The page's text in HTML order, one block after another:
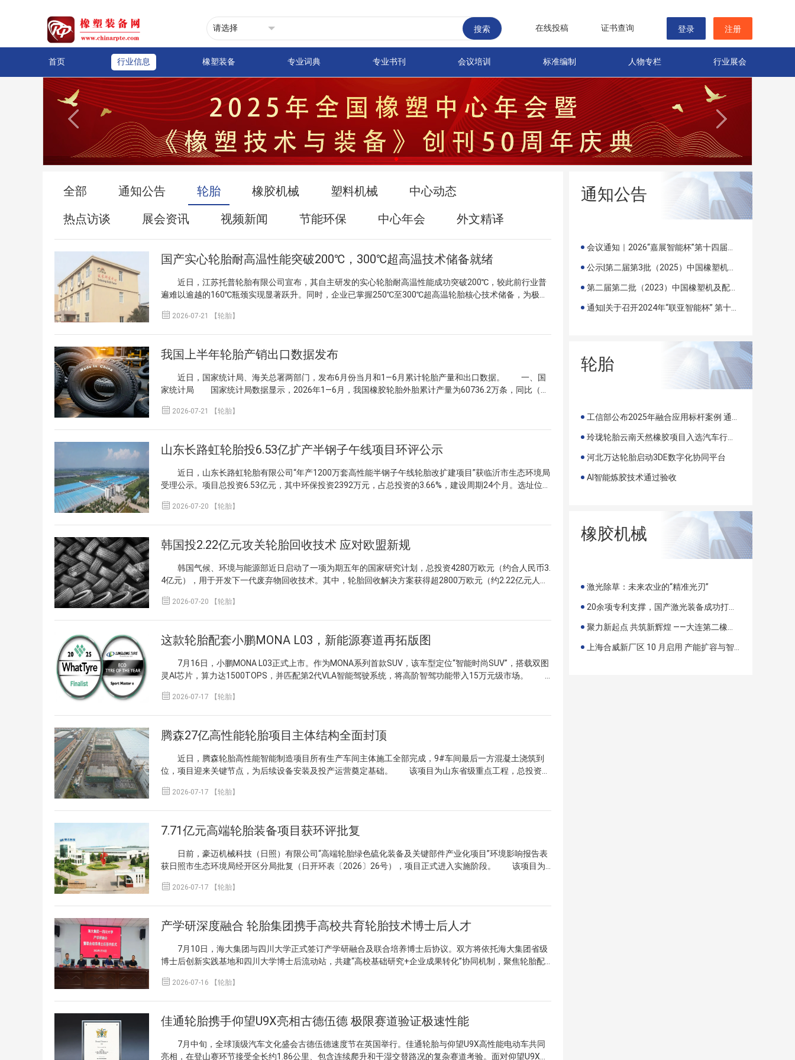
搜索 在线投稿 证书查询 登录 注册
首页 行业信息 橡塑装备 专业词典 专业书刊 会议培训 标准编制 人物专栏 行业展会
全部 通知公告 轮胎 橡胶机械 塑料机械
中心动态
热点访谈
展会资讯 视频新闻 节能环保 中心年会 外文精译
国产实心轮胎耐高温性能突破200℃，300℃超高温技术储备就绪
近日，江苏托普轮胎有限公司宣布，其自主研发的实心轮胎耐高温性能成功突破200℃，较此前行业普
遍难以逾越的160℃瓶颈实现显著跃升。同时，企业已掌握250℃至300℃超高温轮胎核心技术储备，为极端
为基础，经过上千组配方调整与验证，构建新型高耐磨体系。实测数据显示，轮胎硬度从68°提升至75°，拉
有耐温等级的同时，托普轮胎正拓展民用新赛道，针对无人快递车、智能配送设备等场景，开展免充气专用
于补齐国内高端工业轮胎在极端工况下的性能短板。超高温技术储备的积累，为矿山、冶金、军工等对轮胎
热稳定性要求严苛的领域提供了更多国产选项。在特种装备国产化进程加速的背景下，该类技术突破对提升
关键零部件自主配套能力具有积极意义。
 2026-07-21 【轮胎】
我国上半年轮胎产销出口数据发布
近日，国家统计局、海关总署两部门，发布6月份当月和1—6月累计轮胎产量和出口数据。 一、国
家统计局 国家统计局数据显示，2026年1—6月，我国橡胶轮胎外胎累计产量为60736.2万条，同比（下
胎数据（4011项下），分为出口重量和条数两个统计口径。 （1）出口重量口径 2026年1—6月，我
胎出口量为91万吨，增长11.7%；出口金额157.71亿元，增长5.4%。其中，新的充气橡胶轮胎出口量为88
的充气橡胶轮胎出口36242万条，增长3.9%。其中，6月份出口条数为6620万条，增长9.8%。 2. 海关总
署公布的轮胎数据，在“汽车零配件”中也有体现。 2026年1—6月，汽车橡胶轮胎出口量为413.79万吨，
增长3.3%；出口金额为665亿元，下降3.1%。
 2026-07-21 【轮胎】
山东长路虹轮胎投6.53亿扩产半钢子午线项目环评公示
近日，山东长路虹轮胎有限公司“年产1200万套高性能半钢子午线轮胎改扩建项目”获临沂市生态环境局
受理公示。项目总投资6.53亿元，其中环保投资2392万元，占总投资的3.66%，建设周期24个月。选址位于
造部分针对现有密炼车间及1#厂房内原600万套产线，淘汰模具163付、替换设备7台（套），同时新增模
能半钢子午线轮胎能力，并新增500个就业岗位。产品体系覆盖（超）高性能轮胎（UHP/HP）、新能源汽
东长虹橡胶科技，2019年复产，2024年营收已达11.32亿元，产品出口欧、中东、中亚等40余国。 此
番扩产是破产重整后企业实现有效产能升级的典型案例，其意义在于通过技术迭代与产线柔性化配置，精准
卡位新能源专用轮胎与高端替换胎市场。在行业集中度提升和出口韧性增强的背景下，此类投资有助于提升
 2026-07-20 【轮胎】
韩国投2.22亿元攻关轮胎回收技术 应对欧盟新规
韩国气候、环境与能源部近日启动了一项为期五年的国家研究计划，总投资4280万欧元（约合人民币3.
4亿元），用于开发下一代废弃物回收技术。其中，轮胎回收解决方案获得超2800万欧元（约2.22亿元人民
目前韩国每年产生约2400万条报废轮胎，超过60%被作为燃料焚烧，少量回收的炭黑因质量限制，在
地。 技术层面，计划还将开发准确率超95%的AI智能分拣系统，以提升废轮胎破碎与分类效率；同时针
示，此举旨在将两类难处理废物流转化为优质二次原材料，并帮助本土制造商应对已于2024年生效的欧盟
《可持续产品生态设计法规》（ESPR），该法规对轮胎和纺织品的具体产品要求预计从2028年起逐步实
施。 行业分析认为，这项投资的价值在于将环保合规压力转化为技术升级动力。通过系统性地提升热解
不仅为本土轮胎企业进入欧盟市场提供合规路径，也为全球轮胎循环经济体系提供了一套从预处理到商业化
应用的全链条技术验证样本。
 2026-07-20 【轮胎】
这款轮胎配套小鹏MONA L03，新能源赛道再拓版图
7月16日，小鹏MONA L03正式上市。作为MONA系列首款SUV，该车型定位“智能时尚SUV”，搭载双图
灵AI芯片，算力达1500TOPS，并匹配第2代VLA智能驾驶系统，将高阶智驾功能带入15万元级市场。
抗氧绒黑工艺，通过光面、滚花面与绒黑面交错设计，呈现丝绒质感，并突出小鹏品牌标识。胎侧尾部增加
类优秀奖，并入围英国WhatTyre“2025年度环保轮胎大奖”最终提名，为中国轮胎品牌首次。 目前，玲
续多年保持全球新能源配套轮胎销量第一。
 2026-07-17 【轮胎】
腾森27亿高性能轮胎项目主体结构全面封顶
近日，腾森轮胎高性能智能制造项目所有生产车间主体施工全部完成，9#车间最后一方混凝土浇筑到
位，项目迎来关键节点，为后续设备安装及投产运营奠定基础。 该项目为山东省级重点工程，总投资27
工厂。建设过程中，项目团队持续优化施工组织，保障工程按节点高质量推进。 下一步，项目将转入内
造效率与绿色水平提升形成积极作用，有助于推动细分品类向高附加值方向转型，并为区域高端制造产业集
 2026-07-17 【轮胎】
7.71亿元高端轮胎装备项目获环评批复
日前，豪迈机械科技（日照）有限公司“高端轮胎绿色硫化装备及关键部件产业化项目”环境影响报告表
获日照市生态环境局经开区分局批复（日开环表〔2026〕26号），项目正式进入实施阶段。 该项目为
约7.5万平方米，购置立式车床、加工中心等设备。达产后将形成年产绿色硫化装备模壳等产品2万套、关键
至7亿元，增幅达133.33%，为项目提供充足资金支撑。豪迈在轮胎模具领域年产能达2.8万套，覆盖乘用车
台的能力，拥有完整的研发、生产及售后体系。 绿色硫化装备是轮胎制造低碳转型的关键环节，该项目
的落地将推动国产高端硫化装备规模化应用，有助于提升轮胎行业整体能效水平。同时，豪迈依托其模具与
硫化机的技术积淀向产业链上游延伸，对增强国内轮胎装备自主配套能力、降低进口依赖具有积极意义，也
 2026-07-17 【轮胎】
产学研深度融合 轮胎集团携手高校共育轮胎技术博士后人才
7月10日，海大集团与四川大学正式签订产学研融合及联合培养博士后协议。双方将依托海大集团省级
博士后创新实践基地和四川大学博士后流动站，共建“高校基础研究+企业成果转化”协同机制，聚焦轮胎配
作中，项目实行“双导师制”，为每位博士后配备高校学术导师与企业技术导师。研究课题紧贴产业实际需
大学开放重点实验室与学术资源，双方建立季度复盘与年度考核机制，兼顾学术创新与量产效益，加速成果
川大学在高分子材料领域拥有深厚科研积累。此次签约既是对双方既有合作关系的深化，也为后续联合培养
 2026-07-16 【轮胎】
佳通轮胎携手仰望U9X亮相古德伍德 极限赛道验证极速性能
7月中旬，全球顶级汽车文化盛会古德伍德速度节在英国举行。佳通轮胎与仰望U9X高性能电动车共同
亮相，在登山赛环节接受全长约1.86公里、包含连续爬升和干湿交替路况的复杂赛道考验。面对仰望U9X强
通知公告
会议通知｜2026“嘉展智能杯”第十四届中国（国际）橡塑技术、装备与市场研讨会重磅启幕
公示|第二届第3批（2025）中国橡塑机及配套行业“优质、创新产品”评价结果公示
第二届第二批（2023）中国橡塑机及配套行业 “优质、创新产品”评价结果公示
通知|关于召开2024年“联亚智能杯” 第十三届中国（国际）橡塑技术、装备与市场高峰论坛
轮胎
工信部公布2025年融合应用标杆案例 通用股份智能配送系统入选
玲珑轮胎云南天然橡胶项目入选汽车行业可持续发展最佳实践
河北万达轮胎启动3DE数字化协同平台
AI智能炼胶技术通过验收
橡胶机械
激光除草：未来农业的“精准光刃”
20余项专利支撑，国产激光装备成功打入国际市场
聚力新起点 共筑新辉煌 ——大连第二橡塑机械有限公司 38 周年庆典暨二期启幕盛典圆满成功
上海合威新厂区 10 月启用 产能扩容与智能改造同步落地